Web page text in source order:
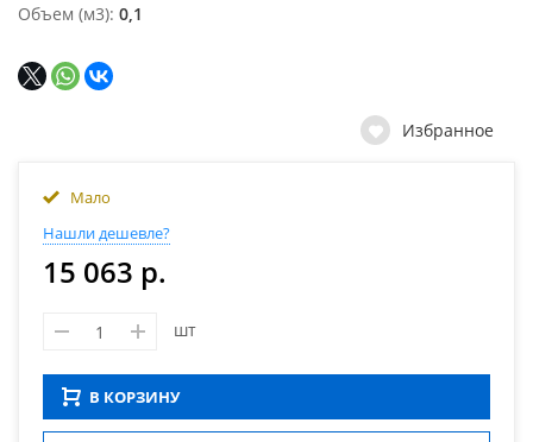
Объем (м3) 0,1
Избранное
Мало
Нашли дешевле?
15 063 р.
шт
В КОРЗИНУ